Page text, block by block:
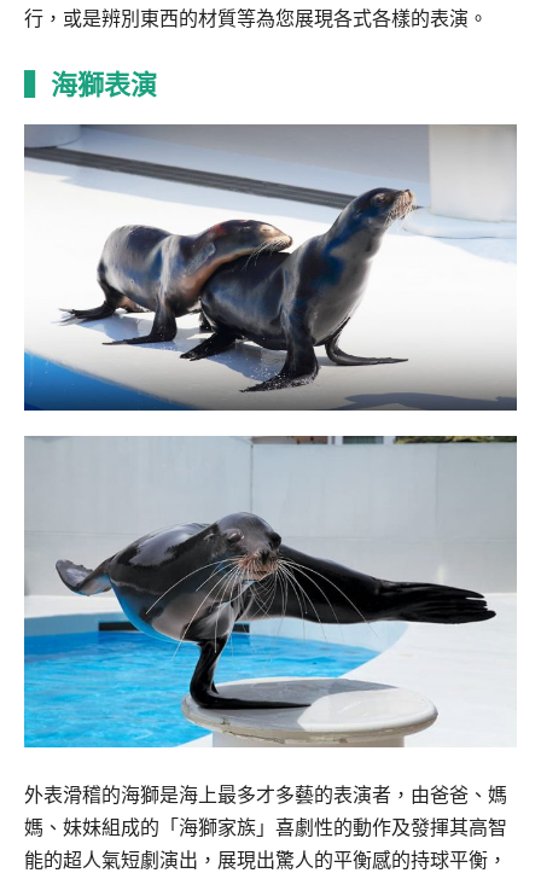
行，或是辨別東西的材質等為您展現各式各樣的表演。
▍海獅表演
外表滑稽的海獅是海上最多才多藝的表演者，由爸爸、媽
媽、妹妹組成的「海獅家族」喜劇性的動作及發揮其高智
能的超人氣短劇演出，展現出驚人的平衡感的持球平衡，